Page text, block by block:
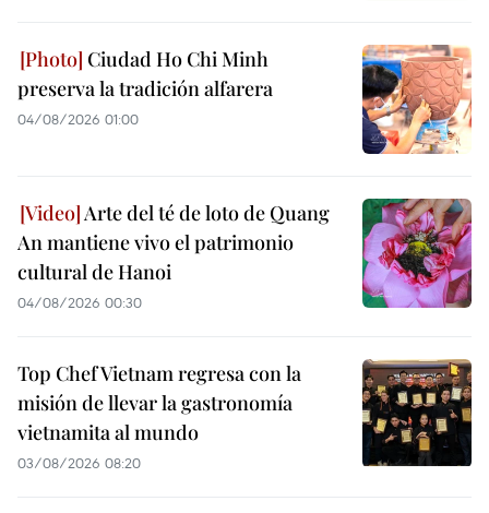
Ciudad Ho Chi Minh
preserva la tradición alfarera
04/08/2026 01:00
Arte del té de loto de Quang
An mantiene vivo el patrimonio
cultural de Hanoi
04/08/2026 00:30
Top Chef Vietnam regresa con la
misión de llevar la gastronomía
vietnamita al mundo
03/08/2026 08:20